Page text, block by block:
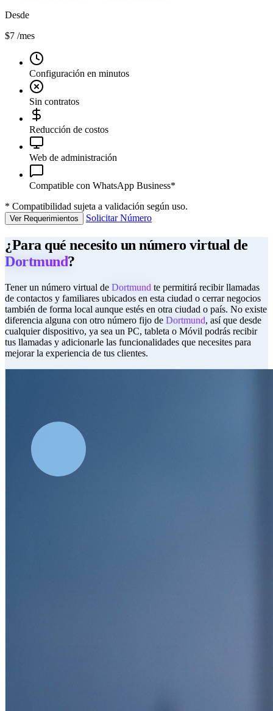
Desde
$7 /mes
Configuración en minutos
Sin contratos
Reducción de costos
Web de administración
Compatible con WhatsApp Business*
* Compatibilidad sujeta a validación según uso.
Ver Requerimientos Solicitar Número
¿Para qué necesito un número virtual de
Dortmund?
Tener un número virtual de Dortmund te permitirá recibir llamadas
de contactos y familiares ubicados en esta ciudad o cerrar negocios
también de forma local aunque estés en otra ciudad o país. No existe
diferencia alguna con otro número fijo de Dortmund, así que desde
cualquier dispositivo, ya sea un PC, tableta o Móvil podrás recibir
tus llamadas y adicionarle las funcionalidades que necesites para
mejorar la experiencia de tus clientes.